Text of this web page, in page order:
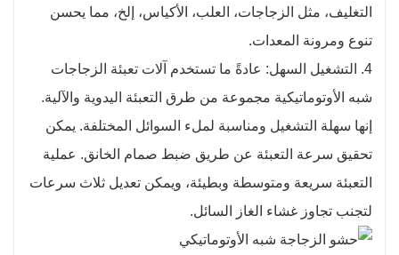
التغليف، مثل الزجاجات، العلب، الأكياس، إلخ، مما يحسن
تنوع ومرونة المعدات.
4. التشغيل السهل: عادةً ما تستخدم آلات تعبئة الزجاجات
شبه الأوتوماتيكية مجموعة من طرق التعبئة اليدوية والآلية.
إنها سهلة التشغيل ومناسبة لملء السوائل المختلفة. يمكن
تحقيق سرعة التعبئة عن طريق ضبط صمام الخانق. عملية
التعبئة سريعة ومتوسطة وبطيئة، ويمكن تعديل ثلاث سرعات
لتجنب تجاوز غشاء الغاز السائل.